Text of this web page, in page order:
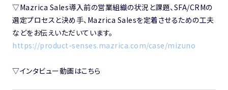
▽Mazrica Sales導入前の営業組織の状況と課題、SFA/CRMの
選定プロセスと決め手、Mazrica Salesを定着させるための工夫
などをお伝えいただいています。
https://product-senses.mazrica.com/case/mizuno
▽インタビュー動画はこちら